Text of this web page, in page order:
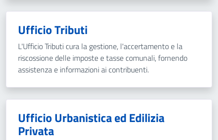
Ufficio Tributi
L'Ufficio Tributi cura la gestione, l'accertamento e la
riscossione delle imposte e tasse comunali, fornendo
assistenza e informazioni ai contribuenti.
Ufficio Urbanistica ed Edilizia
Privata